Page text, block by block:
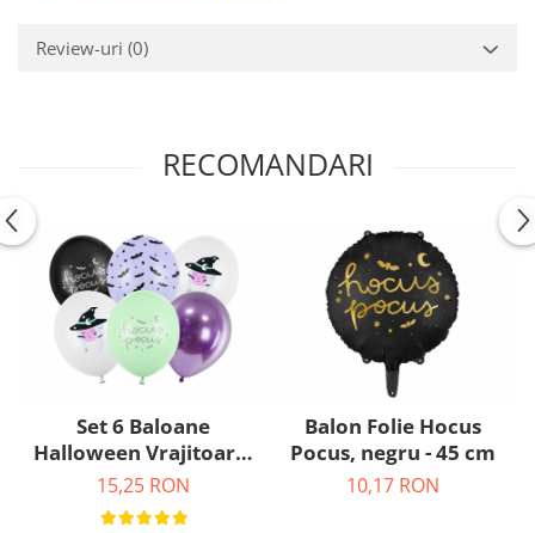
Botez
Petreceri Aniversare
Valentine's Day
Review-uri (0)
RECOMANDARI
Set 6 Baloane
Halloween Vrajitoare,
mix - 30 cm
15,25 RON
Balon Folie Hocus
Pocus, negru - 45 cm
10,17 RON